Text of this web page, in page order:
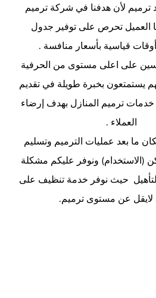
ترميم لأن هدفنا في شركة ترميم
العميل تحرص على توفير جدول
قياسية بأسعار منافسة .
على اعلى مستوى من الحرفية
يستمتعون بخبرة طويلة في تقديم
ترميم المنازل بهدف إرضاء
العملاء .
ما بعد عمليات الترميم وتسليم
(الاستخدام) ونوفر عليكم مشكلة
حيث نوفر خدمة تنظيف على
عن مستوى ترميم.